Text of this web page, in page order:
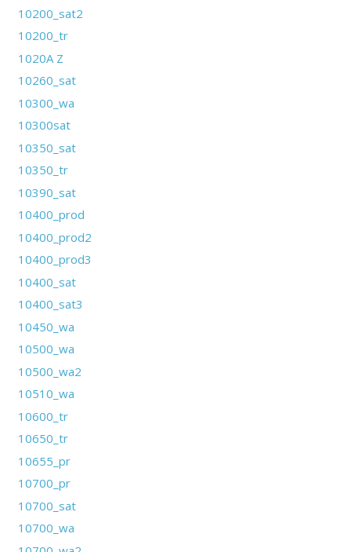
10200_sat2
10200_tr
1020A Z
10260_sat
10300_wa
10300sat
10350_sat
10350_tr
10390_sat
10400_prod
10400_prod2
10400_prod3
10400_sat
10400_sat3
10450_wa
10500_wa
10500_wa2
10510_wa
10600_tr
10650_tr
10655_pr
10700_pr
10700_sat
10700_wa